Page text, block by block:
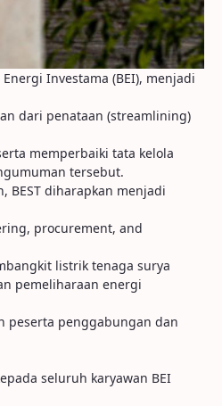
Investama (BEI), menjadi
dari penataan (streamlining)
memperbaiki tata kelola
tersebut.
BEST diharapkan menjadi
procurement, and
listrik tenaga surya
pemeliharaan energi
peserta penggabungan dan
seluruh karyawan BEI